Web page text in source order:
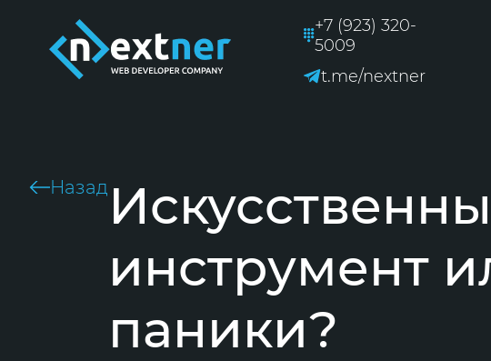
+7 (923) 320-
5009
t.me/nextner
Назад
инструмент
паники?